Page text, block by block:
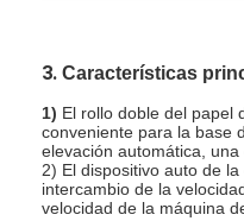
Hogar
Productos
Sobre nosotros
3.Características
1) El rollo doble del papel
conveniente para la base
elevación automática, una
2) El dispositivo auto de
intercambio de la
velocidad de la máquina